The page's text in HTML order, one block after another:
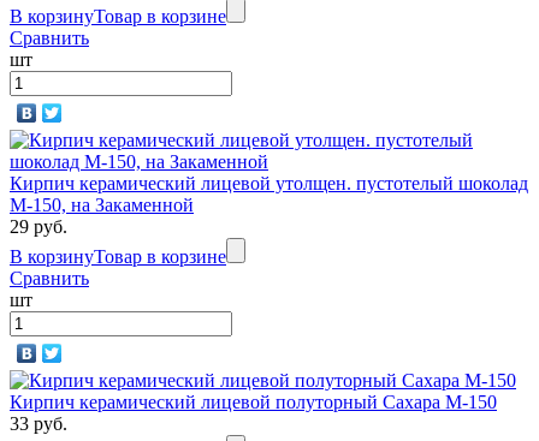
В корзинуТовар в корзине
Сравнить
шт
Кирпич керамический лицевой утолщен. пустотелый шоколад
М-150, на Закаменной
29 руб.
В корзинуТовар в корзине
Сравнить
шт
Кирпич керамический лицевой полуторный Сахара М-150
33 руб.